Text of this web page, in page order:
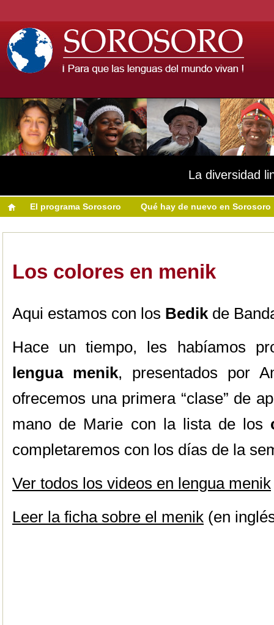
La diversidad
El programa Sorosoro Qué hay de nuevo en Sorosoro
Los colores en menik
Aqui estamos con los Bedikde
Hace un tiempo, les habíamos
lengua menik, presentados por
ofrecemos una primera “clase” de
mano de Marie con la lista de los
completaremos con los días de la
Ver todos los videos en lengua menik
Leer la ficha sobre el menik (en